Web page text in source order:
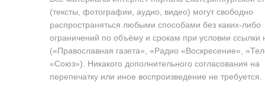
(тексты, фотографии, аудио, видео) могут свободно
распространяться любыми способами без каких-либо
ограничений по объёму и срокам при условии ссылки
(«Православная газета», «Радио «Воскресение»,
«Союз»). Никакого дополнительного согласования на
перепечатку или иное воспроизведение не требуется.